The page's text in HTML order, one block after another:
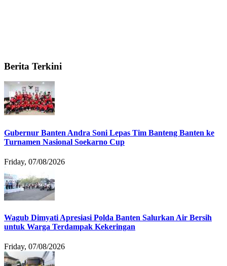
Berita Terkini
Gubernur Banten Andra Soni Lepas Tim Banteng Banten ke
Turnamen Nasional Soekarno Cup
Friday, 07/08/2026
Wagub Dimyati Apresiasi Polda Banten Salurkan Air Bersih
untuk Warga Terdampak Kekeringan
Friday, 07/08/2026